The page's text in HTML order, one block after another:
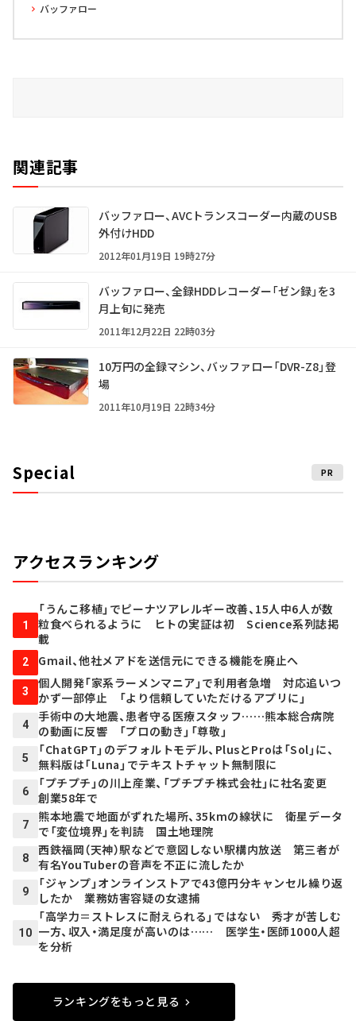
バッファロー
関連記事
バッファロー、AVCトランスコーダー内蔵のUSB
外付けHDD
2012年01月19日 19時27分
バッファロー、全録HDDレコーダー「ゼン録」を3
月上旬に発売
2011年12月22日 22時03分
10万円の全録マシン、バッファロー「DVR-Z8」登
場
2011年10月19日 22時34分
Special PR
アクセスランキング
1
「うんこ移植」でピーナツアレルギー改善、15人中6人が数
粒食べられるように ヒトの実証は初 Science系列誌掲
載
2 Gmail、他社メアドを送信元にできる機能を廃止へ
3
個人開発「家系ラーメンマニア」で利用者急増 対応追いつ
かず一部停止 「より信頼していただけるアプリに」
4
手術中の大地震、患者守る医療スタッフ……熊本総合病院
の動画に反響 「プロの動き」「尊敬」
5
「ChatGPT」のデフォルトモデル、PlusとProは「Sol」に、
無料版は「Luna」でテキストチャット無制限に
6
「プチプチ」の川上産業、「プチプチ株式会社」に社名変更
創業58年で
7
熊本地震で地面がずれた場所、35kmの線状に 衛星データ
で「変位境界」を判読 国土地理院
8
西鉄福岡（天神）駅などで意図しない駅構内放送 第三者が
有名YouTuberの音声を不正に流したか
9
「ジャンプ」オンラインストアで43億円分キャンセル繰り返
したか 業務妨害容疑の女逮捕
10
「高学力＝ストレスに耐えられる」ではない 秀才が苦しむ
一方、収入・満足度が高いのは…… 医学生・医師1000人超
を分析
ランキングをもっと見る